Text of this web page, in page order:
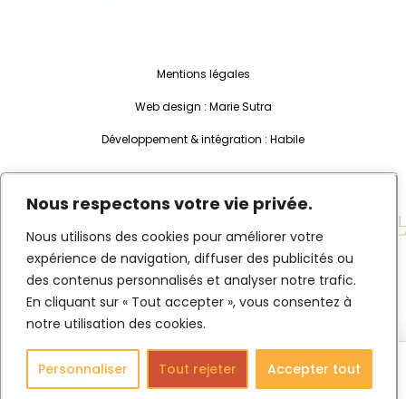
Nous respectons votre vie privée.
Nous utilisons des cookies pour améliorer votre
expérience de navigation, diffuser des publicités ou
des contenus personnalisés et analyser notre trafic.
En cliquant sur « Tout accepter », vous consentez à
notre utilisation des cookies.
Personnaliser Tout rejeter Accepter tout
Assiette Plateau Compartimentée Etel
19,99€ AJOUTER
Mentions légales
Web design : Marie Sutra
Développement & intégration : Habile
Français English(Anglais )